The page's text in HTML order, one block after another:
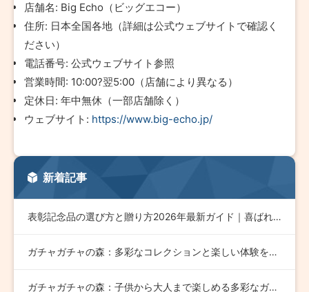
店舗名: Big Echo（ビッグエコー）
住所: 日本全国各地（詳細は公式ウェブサイトで確認く
ださい）
電話番号: 公式ウェブサイト参照
営業時間: 10:00?翌5:00（店舗により異なる）
定休日: 年中無休（一部店舗除く）
ウェブサイト: https://www.big-echo.jp/
新着記事
表彰記念品の選び方と贈り方2026年最新ガイド｜喜ばれる記念…
ガチャガチャの森：多彩なコレクションと楽しい体験を提供するお…
ガチャガチャの森：子供から大人まで楽しめる多彩なガチャ体験と…